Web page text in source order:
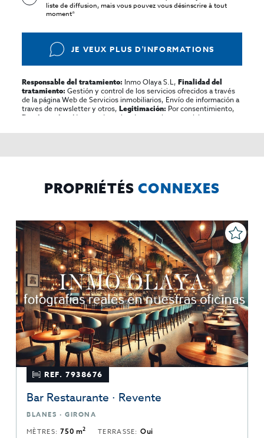
liste de diffusion, mais vous pouvez vous désinscrire à tout
moment*
JE VEUX PLUS D'INFORMATIONS
Responsable del tratamiento: Inmo Olaya S.L,Finalidad del
tratamiento: Gestión y control de los servicios ofrecidos a través
de la página Web de Servicios inmobiliarios, Envío de información a
traves de newsletter y otros,Legitimación: Por consentimiento,
Destinatarios:
No se cederan los datos, salvo para elaborar
rectificar y suprimir los datos, solicitar la portabilidad de los
PROPRIÉTÉS CONNEXES
REF. 7938676
Bar Restaurante · Revente
BLANES · GIRONA
MÈTRES:750 m2 TERRASSE:Oui